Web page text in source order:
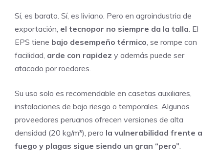
Sí, es barato. Sí, es liviano. Pero en agroindustria de
exportación, el tecnopor no siempre da la talla. El
EPS tiene bajo desempeño térmico, se rompe con
facilidad, arde con rapidez y además puede ser
atacado por roedores.
Su uso solo es recomendable en casetas auxiliares,
instalaciones de bajo riesgo o temporales. Algunos
proveedores peruanos ofrecen versiones de alta
densidad (20 kg/m³), pero la vulnerabilidad frente a
fuego y plagas sigue siendo un gran “pero”.